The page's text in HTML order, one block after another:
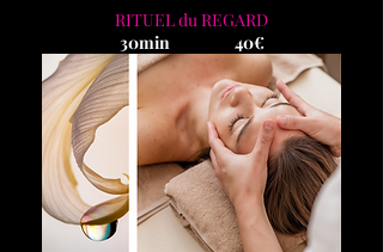
RITUEL du REGARD
30min 40€